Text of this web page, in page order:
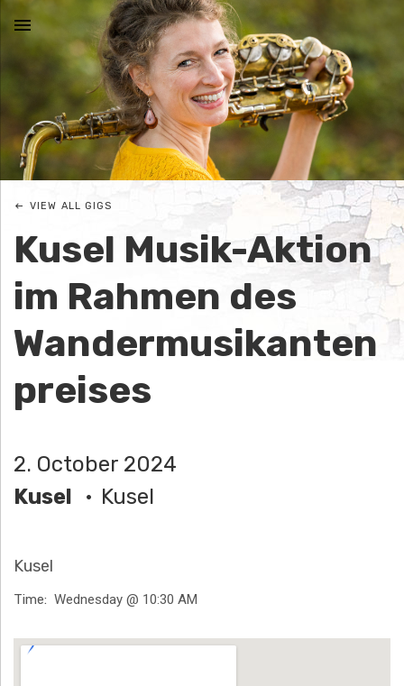
N
I
C
O
L
E
J
O
Ä
N
T
G
E
MENU
Kusel Musik-Aktion
im Rahmen des
Wandermusikanten
preises
2. October 2024
Kusel
Kusel
VIEW ALL GIGS
Kusel
Time Wednesday @ 10:30 AM
Venue Details